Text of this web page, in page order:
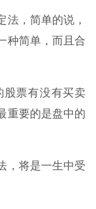
法，简单的说，
种简单，而且合
股票有没有买卖
重要的是盘中的
，将是一生中受